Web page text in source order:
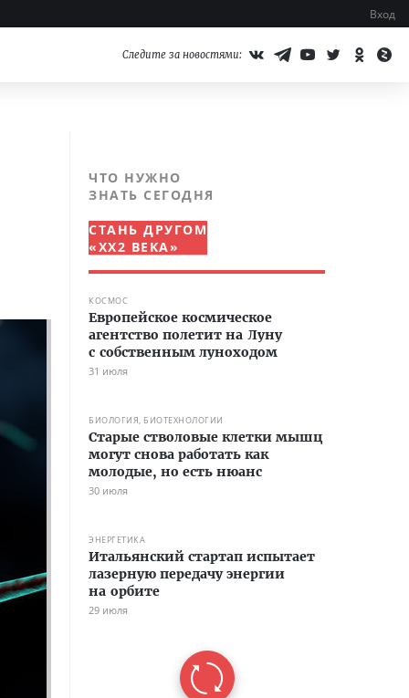
Вход
Следите за новостями:
ЧТО НУЖНО
ЗНАТЬ СЕГОДНЯ
СТАНЬ ДРУГОМ
«XX2 ВЕКА»
КОСМОС
Европейское космическое
агентство полетит на Луну
с собственным луноходом
31 июля
БИОЛОГИЯ, БИОТЕХНОЛОГИИ
Старые стволовые клетки мышц
могут снова работать как
молодые, но есть нюанс
30 июля
ЭНЕРГЕТИКА
Итальянский стартап испытает
лазерную передачу энергии
на орбите
29 июля